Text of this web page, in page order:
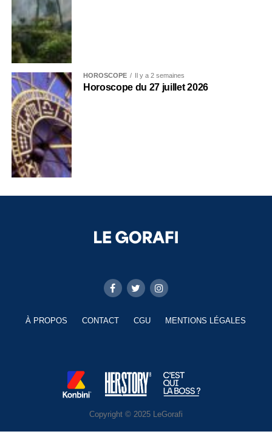
HOROSCOPE Il y a 2 semaines
Horoscope du 27 juillet 2026
À PROPOS CONTACT CGU MENTIONS LÉGALES
Copyright © 2025 LeGorafi